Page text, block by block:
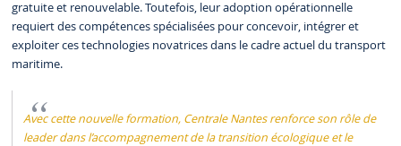
gratuite et renouvelable. Toutefois, leur adoption opérationnelle
requiert des compétences spécialisées pour concevoir, intégrer et
exploiter ces technologies novatrices dans le cadre actuel du transport
maritime.
Avec cette nouvelle formation, Centrale Nantes renforce son rôle de
leader dans l’accompagnement de la transition écologique et le